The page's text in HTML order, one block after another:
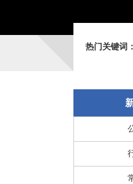
热门关键词：